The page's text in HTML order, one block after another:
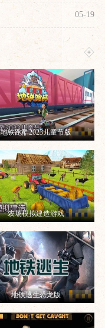
05-19
地铁跑酷2023儿童节版
农场模拟建造游戏
地铁逃生恐龙版